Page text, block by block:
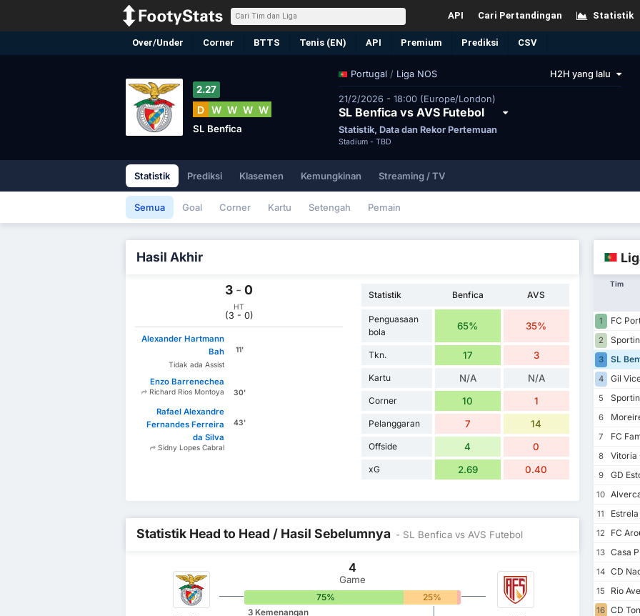
Statistik
Cari Pertandingan
API
Over/Under Corner BTTS Tenis (EN) API Premium Prediksi CSV
Portugal / Liga NOS H2H yang lalu
21/2/2026 - 18:00 (Europe/London)
SL Benfica vs AVS Futebol
Statistik, Data dan Rekor Pertemuan
Stadium - TBD
2.27
D W W W W
SL Benfica
Statistik Prediksi Klasemen Kemungkinan Streaming / TV
Semua Goal Corner Kartu Setengah Pemain
Hasil Akhir
3 - 0
HT
(3 - 0)
Alexander Hartmann
Bah
Tidak ada Assist
11'
Enzo Barrenechea
Richard Rios Montoya 30'
Rafael Alexandre
Fernandes Ferreira
da Silva
Sidny Lopes Cabral
43'
Statistik Benfica AVS
Penguasaan
bola
65% 35%
Tkn. 17 3
Kartu N/A N/A
Corner 10 1
Pelanggaran 7 14
Offside 4 0
xG 2.69 0.40
Statistik Head to Head / Hasil Sebelumnya - SL Benfica vs AVS Futebol
4
Game
75% 25% 0%
3 Kemenangan
Tim
1 FC
2
3
SL
4
Gil
5
6
7
FC
8
Vitoria
9
GD
10
11
12
FC
13 Casa
14 CD
15
Rio
16 CD